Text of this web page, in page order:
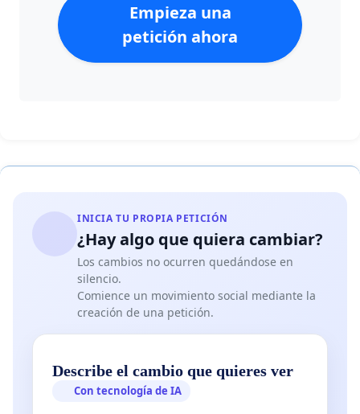
Empieza una
petición ahora
INICIA TU PROPIA PETICIÓN
¿Hay algo que quiera cambiar?
Los cambios no ocurren quedándose en
silencio.
Comience un movimiento social mediante la
creación de una petición.
Describe el cambio que quieres ver
Con tecnología de IA